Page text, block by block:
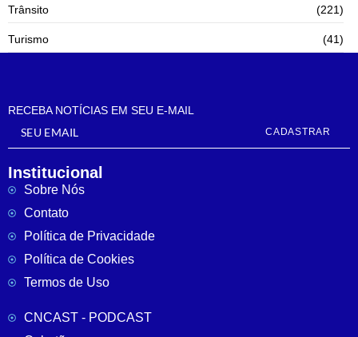
Trânsito (221)
Turismo (41)
RECEBA NOTÍCIAS EM SEU E-MAIL
CADASTRAR
Institucional
Sobre Nós
Contato
Política de Privacidade
Política de Cookies
Termos de Uso
CNCAST - PODCAST